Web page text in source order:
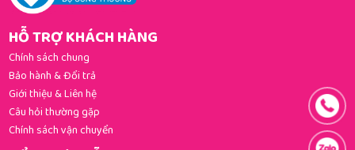
HỖ TRỢ KHÁCH HÀNG
Chính sách chung
Bảo hành & Đổi trả
Giới thiệu & Liên hệ
Câu hỏi thường gặp
Chính sách vận chuyển